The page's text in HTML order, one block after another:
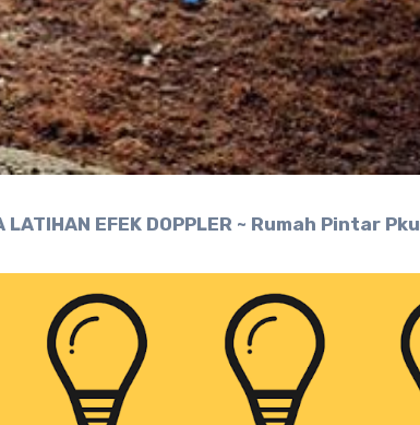
LATIHAN EFEK DOPPLER ~ Rumah Pintar Pku